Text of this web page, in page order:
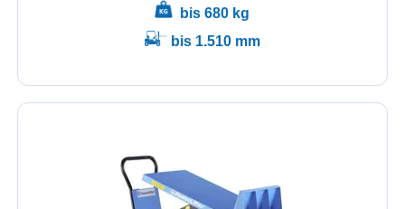
bis 680 kg
bis 1.510 mm